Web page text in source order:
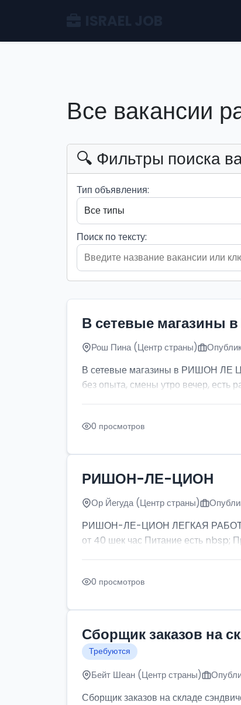
Все вакансии
🔍 Фильтры поиска
Тип объявления:
Поиск по тексту:
В сетевые магазины
Рош Пина (Центр страны)
В сетевые магазины в РИШОН ЛЕ
без опыта, смены утро вечер, есть
0 просмотров
РИШОН-ЛЕ-ЦИОН
Ор Йегуда (Центр страны)
РИШОН-ЛЕ-ЦИОН ЛЕГКАЯ РАБОТА
от 40 шек час Питание есть nbsp;
0 просмотров
Сборщик заказов на
Требуются
Бейт Шеан (Центр страны)
Сборщик заказов на складе